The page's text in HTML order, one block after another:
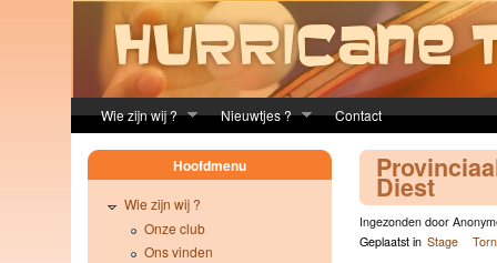
Wie zijn wij ? Nieuwtjes ? Contact
Diest
Ingezonden door
Geplaatst in Stage
Hoofdmenu
Wie zijn wij ?
Onze club
Ons vinden